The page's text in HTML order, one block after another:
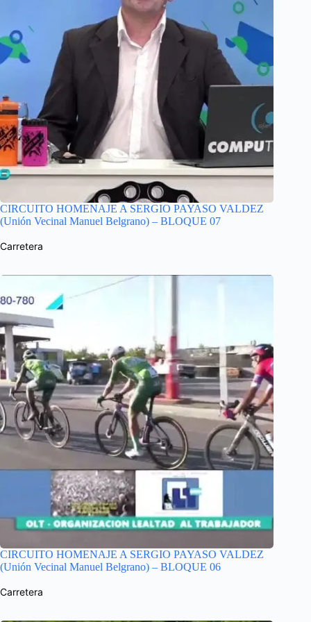
CIRCUITO HOMENAJE A SERGIO PAYASO VALDEZ
(Unión Vecinal Manuel Belgrano) – BLOQUE 07
Carretera
CIRCUITO HOMENAJE A SERGIO PAYASO VALDEZ
(Unión Vecinal Manuel Belgrano) – BLOQUE 06
Carretera